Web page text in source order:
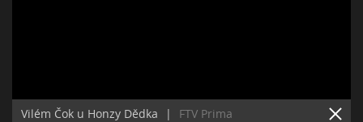
Vilém Čok u Honzy Dědka | FTV Prima